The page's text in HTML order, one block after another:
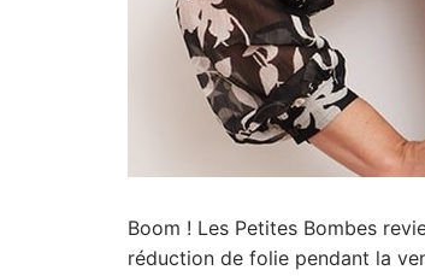
Boom ! Les Petites Bombes
réduction de folie pendant la